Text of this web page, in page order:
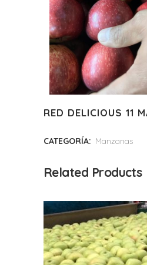
RED DELICIOUS 11
CATEGORÍA: Manzanas
Related Products